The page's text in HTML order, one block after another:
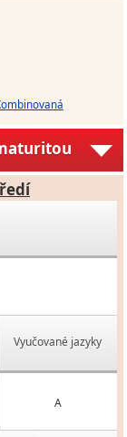
Vyučované jazyky
A